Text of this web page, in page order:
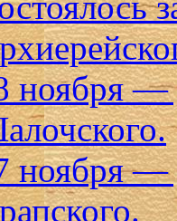
ноября —
ноября —